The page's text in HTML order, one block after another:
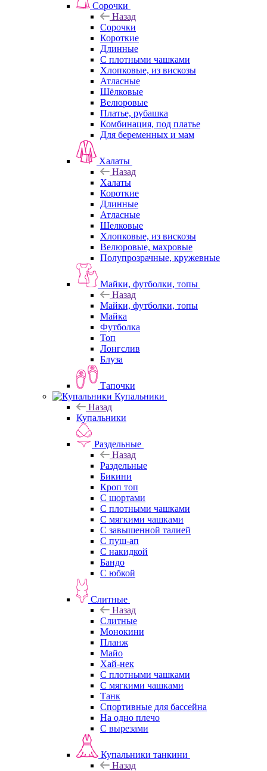
Сорочки
Назад
Сорочки
Короткие
Длинные
С плотными чашками
Хлопковые, из вискозы
Атласные
Шёлковые
Велюровые
Платье, рубашка
Комбинация, под платье
Для беременных и мам
Халаты
Назад
Халаты
Короткие
Длинные
Атласные
Шелковые
Хлопковые, из вискозы
Велюровые, махровые
Полупрозрачные, кружевные
Майки, футболки, топы
Назад
Майки, футболки, топы
Майка
Футболка
Топ
Лонгслив
Блуза
Тапочки
Купальники
Назад
Купальники
Раздельные
Назад
Раздельные
Бикини
Кроп топ
С шортами
С плотными чашками
С мягкими чашками
С завышенной талией
С пуш-ап
С накидкой
Бандо
С юбкой
Слитные
Назад
Слитные
Монокини
Планж
Майо
Хай-нек
С плотными чашками
С мягкими чашками
Танк
Спортивные для бассейна
На одно плечо
С вырезами
Купальники танкини
Назад